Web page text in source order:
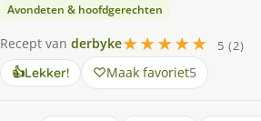
Avondeten & hoofdgerechten
Recept van derbyke★★★★★
5 (2)
👍Lekker! Maak favoriet5